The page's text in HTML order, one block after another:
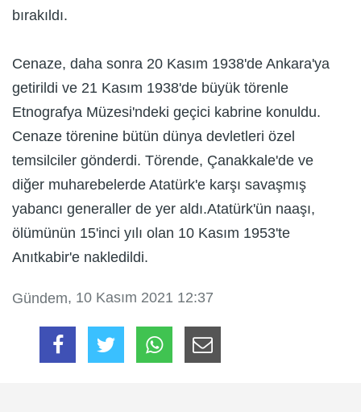
bırakıldı.
Cenaze, daha sonra 20 Kasım 1938'de Ankara'ya
getirildi ve 21 Kasım 1938'de büyük törenle
Etnografya Müzesi'ndeki geçici kabrine konuldu.
Cenaze törenine bütün dünya devletleri özel
temsilciler gönderdi. Törende, Çanakkale'de ve
diğer muharebelerde Atatürk'e karşı savaşmış
yabancı generaller de yer aldı.Atatürk'ün naaşı,
ölümünün 15'inci yılı olan 10 Kasım 1953'te
Anıtkabir'e nakledildi.
Gündem, 10 Kasım 2021 12:37